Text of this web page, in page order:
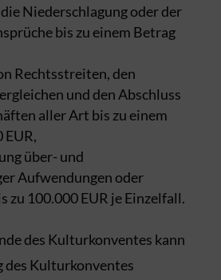
Niederschlagung oder der
bis zu einem Betrag
Rechtsstreiten, den
und den Abschluss
aller Art bis zu einem
über- und
Aufwendungen oder
zu 100.000 EUR je Einzelfall.
des Kulturkonventes kann
Kulturkonventes